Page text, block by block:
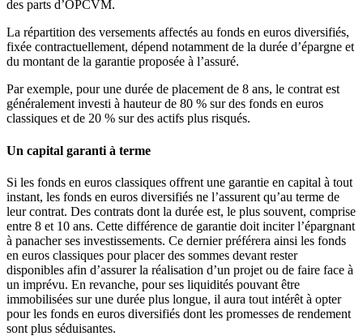
des parts d’OPCVM.
La répartition des versements affectés au fonds en euros diversifiés,
fixée contractuellement, dépend notamment de la durée d’épargne et
du montant de la garantie proposée à l’assuré.
Par exemple, pour une durée de placement de 8 ans, le contrat est
généralement investi à hauteur de 80 % sur des fonds en euros
classiques et de 20 % sur des actifs plus risqués.
Un capital garanti à terme
Si les fonds en euros classiques offrent une garantie en capital à tout
instant, les fonds en euros diversifiés ne l’assurent qu’au terme de
leur contrat. Des contrats dont la durée est, le plus souvent, comprise
entre 8 et 10 ans. Cette différence de garantie doit inciter l’épargnant
à panacher ses investissements. Ce dernier préférera ainsi les fonds
en euros classiques pour placer des sommes devant rester
disponibles afin d’assurer la réalisation d’un projet ou de faire face à
un imprévu. En revanche, pour ses liquidités pouvant être
immobilisées sur une durée plus longue, il aura tout intérêt à opter
pour les fonds en euros diversifiés dont les promesses de rendement
sont plus séduisantes.